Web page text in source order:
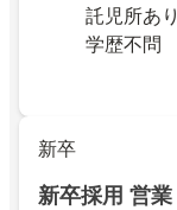
託児所あり
学歴不問
新卒
新卒採用 営業